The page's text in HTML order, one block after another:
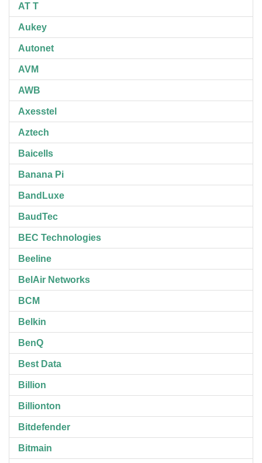
AT T
Aukey
Autonet
AVM
AWB
Axesstel
Aztech
Baicells
Banana Pi
BandLuxe
BaudTec
BEC Technologies
Beeline
BelAir Networks
BCM
Belkin
BenQ
Best Data
Billion
Billionton
Bitdefender
Bitmain